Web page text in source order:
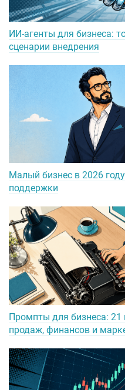
ИИ-агенты для бизнеса:
сценарии внедрения
Малый бизнес в 2026
поддержки
Промпты для бизнеса: 21
продаж, финансов и